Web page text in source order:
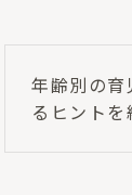
年齢別の
るヒントを